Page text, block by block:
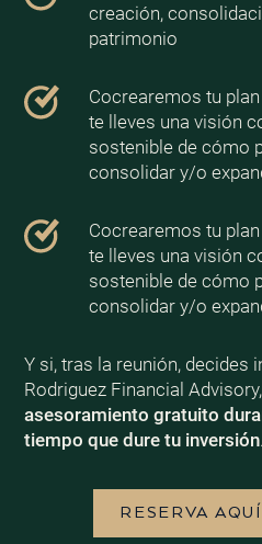
creación,
patrimonio
Cocrearemos tu
te lleves una visión
sostenible de cómo
consolidar y/o
Cocrearemos tu
te lleves una visión
sostenible de cómo
consolidar y/o
Y si, tras la reunión, decides
Rodriguez Financial
asesoramiento gratuito
tiempo que dure tu inversión.
RESERVA